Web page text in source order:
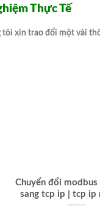
Thực Tế
xin trao đổi một vài
Chuyển đổi
sang tcp ip | tcp ip